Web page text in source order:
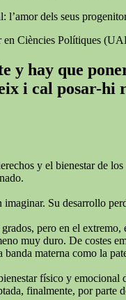
l’amor dels seus
en Ciències Polítiques
y hay que
i cal posar-hi
y el bienestar de
imaginar. Su desarrollo
pero en el
muy duro. De costes
materna como la
físico y
finalmente, por